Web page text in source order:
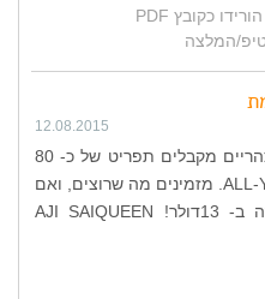
הורידו כקובץ PDF
המלצה
12.08.2015
פרת אלון: לאוהבי סושי בלבד, בצהריים מקבלים תפריט של כ- 80
פריטים על בסיס ALL-YOU- CAN- EAT. מזמינים מה שרוצים, ואם
עדין רעבים מזמינים עוד, וכל זה ב- 13דולר! AJI SAIQUEEN